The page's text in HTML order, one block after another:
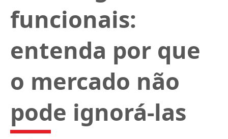
funcionais:
entenda por que
o mercado não
pode ignorá-las